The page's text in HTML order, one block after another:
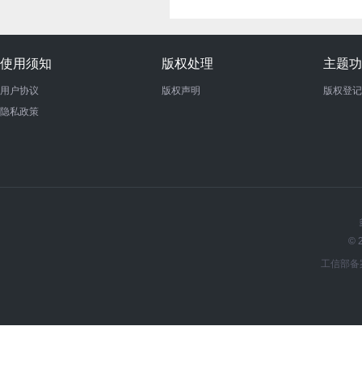
使用须知
用户协议
隐私政策
版权处理
版权声明
主题
版权登
©
工信部